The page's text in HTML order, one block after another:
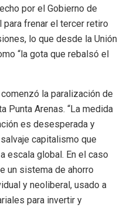
por el Gobierno de
para frenar el tercer retiro
lo que desde la Unión
“la gota que rebalsó el
la paralización de
Punta Arenas. “La medida
es desesperada y
capitalismo que
escala global. En el caso
un sistema de ahorro
y neoliberal, usado a
para invertir y